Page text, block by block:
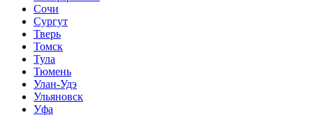
Сочи
Сургут
Тверь
Томск
Тула
Тюмень
Улан-Удэ
Ульяновск
Уфа